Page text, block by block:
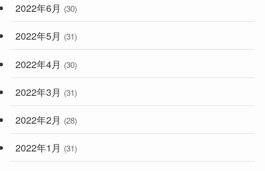
2022年6月 (30)
2022年5月 (31)
2022年4月 (30)
2022年3月 (31)
2022年2月 (28)
2022年1月 (31)